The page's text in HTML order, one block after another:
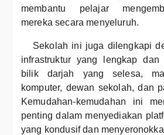
membantu pelajar
mereka secara menyeluruh.
Sekolah ini juga dilengkapi
infrastruktur yang lengkap dan
bilik darjah yang selesa,
komputer, dewan sekolah, dan
Kemudahan-kemudahan ini
penting dalam menyediakan
yang kondusif dan